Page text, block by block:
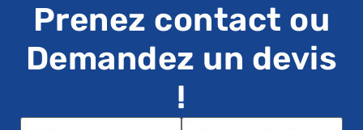
Prenez contact ou
Demandez un devis
!